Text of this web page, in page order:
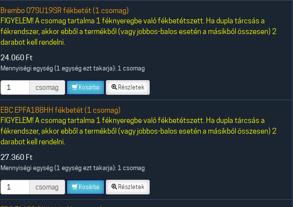
Brembo 07SU19SR fékbetét (1 csomag)
FIGYELEM! A csomag tartalma 1 féknyeregbe való fékbetétszett. Ha dupla tárcsás a
fékrendszer, akkor ebből a termékből (vagy jobbos-balos esetén a másikból összesen) 2
darabot kell rendelni.
24.060 Ft
Mennyiségi egység (1 egység ezt takarja): 1 csomag
csomag Kosárba Részletek
EBC EPFA188HH fékbetét (1 csomag)
FIGYELEM! A csomag tartalma 1 féknyeregbe való fékbetétszett. Ha dupla tárcsás a
fékrendszer, akkor ebből a termékből (vagy jobbos-balos esetén a másikból összesen) 2
darabot kell rendelni.
27.360 Ft
Mennyiségi egység (1 egység ezt takarja): 1 csomag
csomag Kosárba Részletek